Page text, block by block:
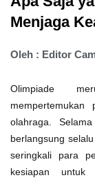
Menjaga
Oleh : Editor
Olimpiade
olahraga.
berlangsung
seringkali para
kesiapan untuk